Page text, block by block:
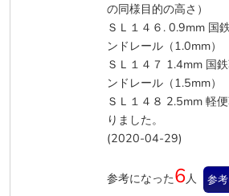
の同様目的の高さ）
ＳＬ１４６. 0.9mm 国
ンドレール（1.0mm）
ＳＬ１４７ 1.4mm 国
ンドレール（1.5mm）
ＳＬ１４８ 2.5mm 軽
りました。
(2020-04-29)
参考になった6人 参